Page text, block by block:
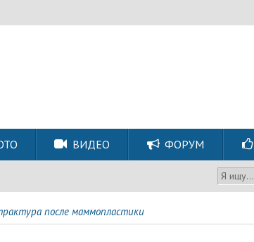
ВИДЕО ФОРУМ
Я ищу...
после маммопластики